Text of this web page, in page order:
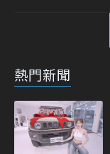
熱門新聞